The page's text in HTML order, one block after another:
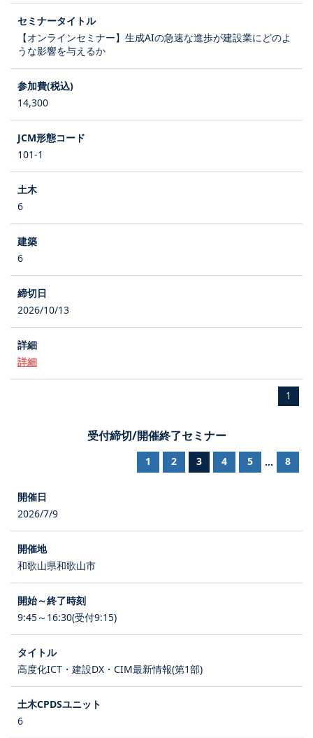
【オンラインセミナー】生成AIの急速な進歩が建設業にどのよ
うな影響を与えるか
14,300
101-1
6
6
2026/10/13
詳細
1
受付締切/開催終了セミナー
1 2 3 4 5 ... 8
2026/7/9
和歌山県和歌山市
9:45～16:30(受付9:15)
高度化ICT・建設DX・CIM最新情報(第1部)
6